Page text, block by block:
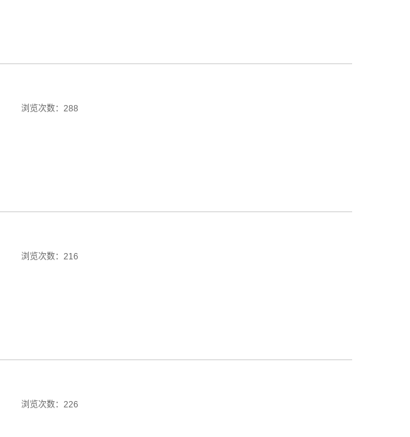
浏览次数：288
浏览次数：216
浏览次数：226